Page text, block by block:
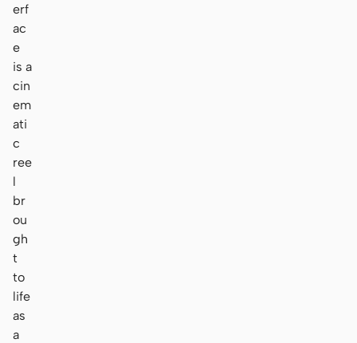
erf
ac
e
is a
cin
em
ati
c
ree
l
br
ou
gh
t
to
life
as
a